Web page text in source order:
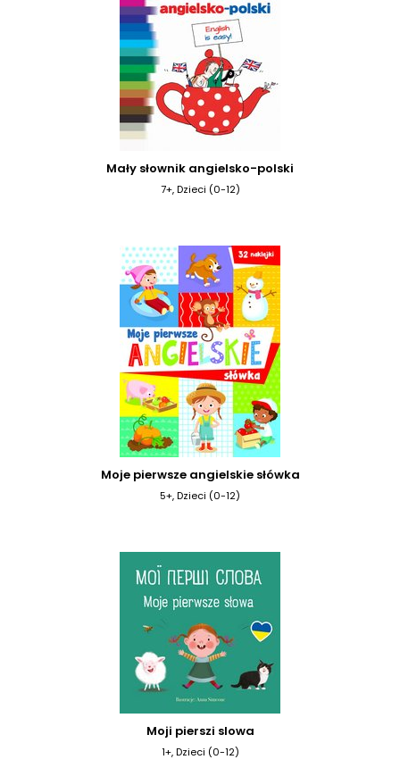
Mały słownik angielsko-polski
7+, Dzieci (0-12)
Moje pierwsze angielskie słówka
5+, Dzieci (0-12)
Moji pierszi slowa
1+, Dzieci (0-12)